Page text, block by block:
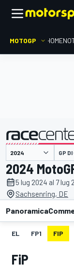
MOTOGP HOME
presentato da GP
2024
5 lug 2024 al 7 lug
Sachsenring, DE
Panoramica
EL FP1 FIP
FiP